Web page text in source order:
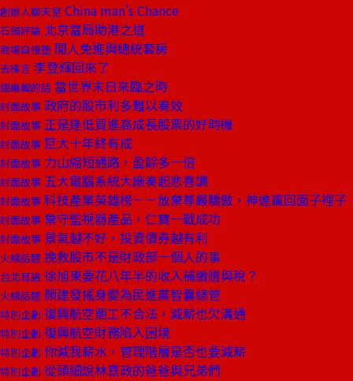
創辦人聊天室 China man's Chance
石頭評論 北京當局助港之道
商場自慢塾 閒人免進與總統套房
去梯言 李登輝回來了
總編輯的話 當世界末日來臨之時
封面故事 政府的股市利多難以奏效
封面故事 正是逢低買進高成長股票的好時機
封面故事 巨大十年終有成
封面故事 力山縮短通路，盈餘多一倍
封面故事 五大電腦系統大廠奏起悲喜調
封面故事 科技產業英雄榜－－放棄尊嚴驕傲，神達贏回面子裡子
封面故事 棄守監視器產品，仁寶一戰成功
封面故事 景氣越不好，投資債券越有利
火線話題 挽救股市不是財政部一個人的事
台北耳語 徐旭東要花八年半的收入補繳贈與稅？
火線話題 顏建發搖身變為民進黨智囊總管
特別企劃 復興航空罷工不合法，減薪也欠溝通
特別企劃 復興航空財務陷入困境
特別企劃 你減我薪水，管理階層是否也要減薪
特別企劃 從頭細說林嘉政的爸爸與兄弟們